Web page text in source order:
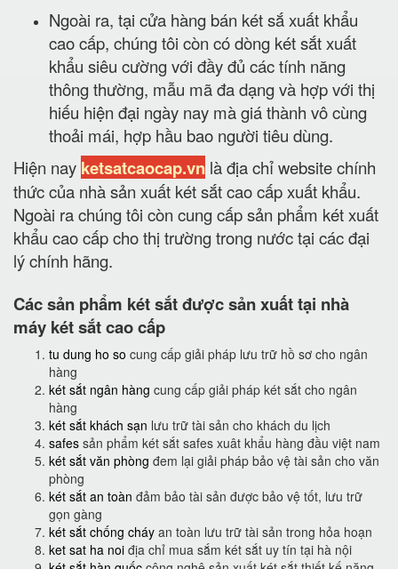
Ngoài ra, tại cửa hàng bán két sắ xuất khẩu
cao cấp, chúng tôi còn có dòng két sắt xuất
khẩu siêu cường với đầy đủ các tính năng
thông thường, mẫu mã đa dạng và hợp với thị
hiếu hiện đại ngày nay mà giá thành vô cùng
thoải mái, hợp hầu bao người tiêu dùng.
Hiện nay ketsatcaocap.vn là địa chỉ website chính
thức của nhà sản xuất két sắt cao cấp xuất khẩu.
Ngoài ra chúng tôi còn cung cấp sản phẩm két xuất
khẩu cao cấp cho thị trường trong nước tại các đại
lý chính hãng.
Các sản phẩm két sắt được sản xuất tại nhà
máy két sắt cao cấp
tu dung ho so cung cấp giải pháp lưu trữ hồ sơ cho ngân
hàng
két sắt ngân hàng cung cấp giải pháp két sắt cho ngân
hàng
két sắt khách sạn lưu trữ tài sản cho khách du lịch
safes sản phẩm két sắt safes xuât khẩu hàng đầu việt nam
két sắt văn phòng đem lại giải pháp bảo vệ tài sản cho văn
phòng
két sắt an toàn đảm bảo tài sản được bảo vệ tốt, lưu trữ
gọn gàng
két sắt chống cháy an toàn lưu trữ tài sản trong hỏa hoạn
ket sat ha noi địa chỉ mua sắm két sắt uy tín tại hà nội